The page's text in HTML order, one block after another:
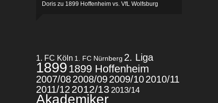
Doris zu 1899 Hoffenheim vs. VfL Wolfsburg
1. FC Köln 1. FC Nürnberg 2. Liga
1899 1899 Hoffenheim
2007/082008/092009/102010/11
2011/12 2012/13 2013/14
Akademiker